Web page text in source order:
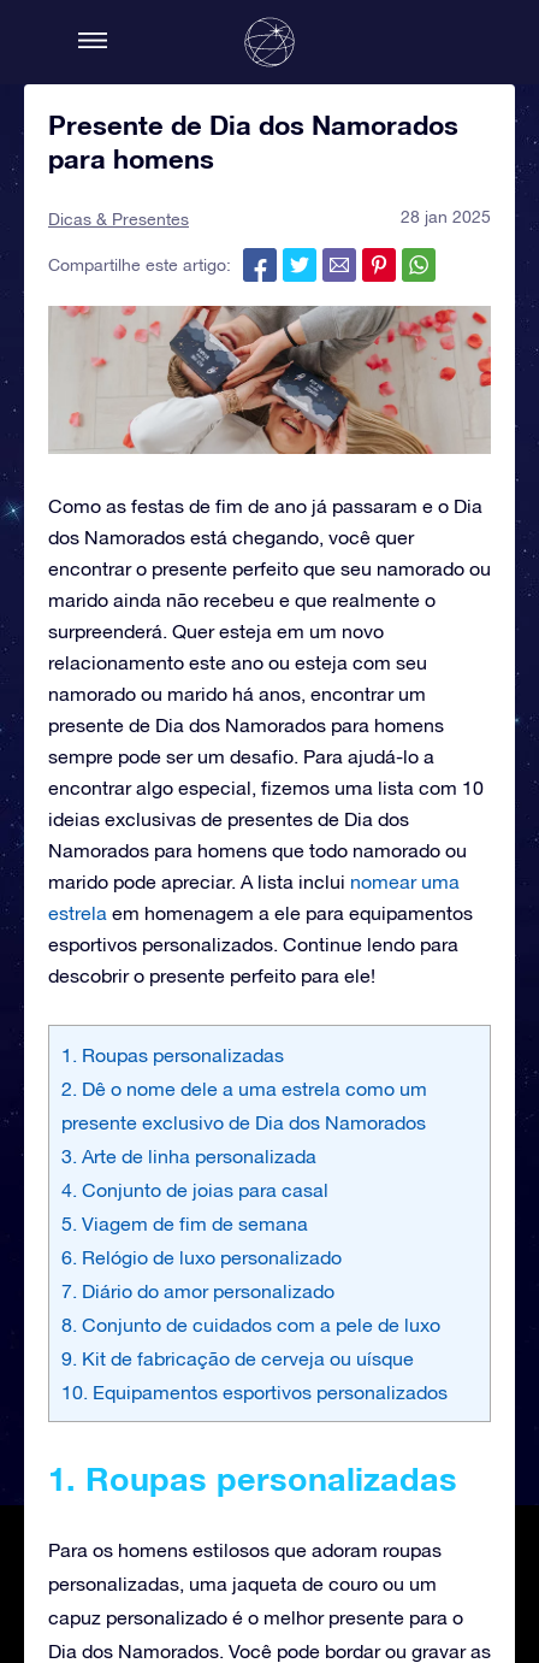
Presente de Dia dos Namorados
para homens
Dicas & Presentes 28 jan 2025
Compartilhe este artigo:
Como as festas de fim de ano já passaram e o Dia
dos Namorados está chegando, você quer
encontrar o presente perfeito que seu namorado ou
marido ainda não recebeu e que realmente o
surpreenderá. Quer esteja em um novo
relacionamento este ano ou esteja com seu
namorado ou marido há anos, encontrar um
presente de Dia dos Namorados para homens
sempre pode ser um desafio. Para ajudá-lo a
encontrar algo especial, fizemos uma lista com 10
ideias exclusivas de presentes de Dia dos
Namorados para homens que todo namorado ou
marido pode apreciar. A lista inclui nomear uma
estrela em homenagem a ele para equipamentos
esportivos personalizados. Continue lendo para
descobrir o presente perfeito para ele!
1. Roupas personalizadas
2. Dê o nome dele a uma estrela como um
presente exclusivo de Dia dos Namorados
3. Arte de linha personalizada
4. Conjunto de joias para casal
5. Viagem de fim de semana
6. Relógio de luxo personalizado
7. Diário do amor personalizado
8. Conjunto de cuidados com a pele de luxo
9. Kit de fabricação de cerveja ou uísque
10. Equipamentos esportivos personalizados
1. Roupas personalizadas
Para os homens estilosos que adoram roupas
personalizadas, uma jaqueta de couro ou um
capuz personalizado é o melhor presente para o
Dia dos Namorados. Você pode bordar ou gravar as